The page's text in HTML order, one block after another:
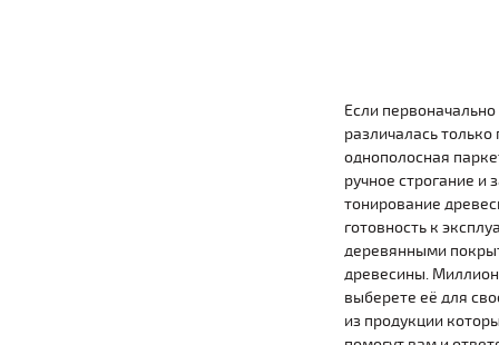
Если
различалась
однополосная
ручное строгание и
тонирование
готовность к
деревянными
древесины.
выберете её для
из продукции